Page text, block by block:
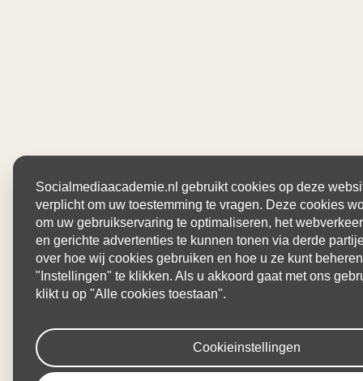
Socialmediaacademie.nl gebruikt cookies op deze
verplicht om uw toestemming te vragen. Deze cookies
om uw gebruikservaring te optimaliseren, het
en gerichte advertenties te kunnen tonen via derde
over hoe wij cookies gebruiken en hoe u ze kunt
"Instellingen" te klikken. Als u akkoord gaat met ons
klikt u op "Alle cookies toestaan".
Cookieinstellingen